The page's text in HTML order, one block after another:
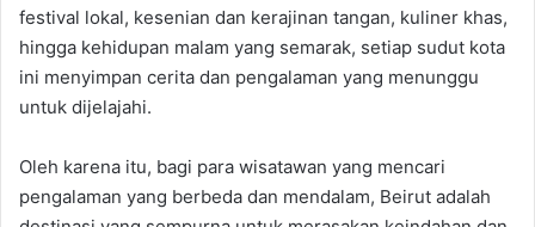
festival lokal, kesenian dan kerajinan tangan, kuliner khas,
hingga kehidupan malam yang semarak, setiap sudut kota
ini menyimpan cerita dan pengalaman yang menunggu
untuk dijelajahi.
Oleh karena itu, bagi para wisatawan yang mencari
pengalaman yang berbeda dan mendalam, Beirut adalah